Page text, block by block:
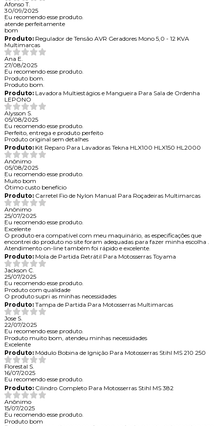
Afonso T.
30/09/2025
Eu recomendo esse produto.
atende perfeitamente
bom
Produto:Regulador de Tensão AVR Geradores Mono 5,0 - 12 KVA
Multimarcas
Ana E.
27/08/2025
Eu recomendo esse produto.
Produto bom.
Produto bom.
Produto:Lavadora Multiestágios e Mangueira Para Sala de Ordenha
LEPONO
Alysson S.
05/08/2025
Eu recomendo esse produto.
Perfeito, entrega e produto perfeito
Produto original sem detalhes
Produto:Kit Reparo Para Lavadoras Tekna HLX100 HLX150 HL2000
Anônimo
05/08/2025
Eu recomendo esse produto.
Muito bom
Ótimo custo benefício
Produto:Carretel Fio de Nylon Manual Para Roçadeiras Multimarcas
Anônimo
25/07/2025
Eu recomendo esse produto.
Excelente
O produto era compatível com meu maquinário, as especificações que
encontrei do produto no site foram adequadas para fazer minha escolha .
Atendimento on-line também foi rápido e excelente.
Produto:Mola de Partida Retrátil Para Motosserras Toyama
Jackson C.
25/07/2025
Eu recomendo esse produto.
Produto com qualidade
O produto supri as minhas necessidades
Produto:Tampa de Partida Para Motosserras Multimarcas
Jose S.
22/07/2025
Eu recomendo esse produto.
Produto muito bom, atendeu minhas necessidades
Excelente
Produto:Módulo Bobina de Ignição Para Motosserras Stihl MS 210 250
Florestal S.
16/07/2025
Eu recomendo esse produto.
Produto:Cilindro Completo Para Motosserras Stihl MS 382
Anônimo
15/07/2025
Eu recomendo esse produto.
Produto bom